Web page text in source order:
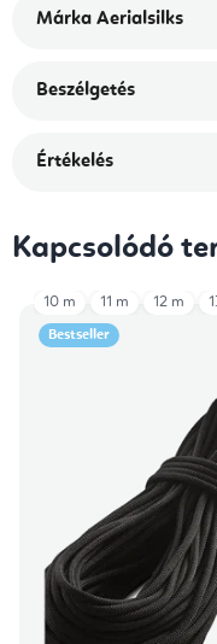
Márka Aerialsilks
Beszélgetés
Értékelés
Kapcsolódó
Bestseller
10 m 11 m 12 m